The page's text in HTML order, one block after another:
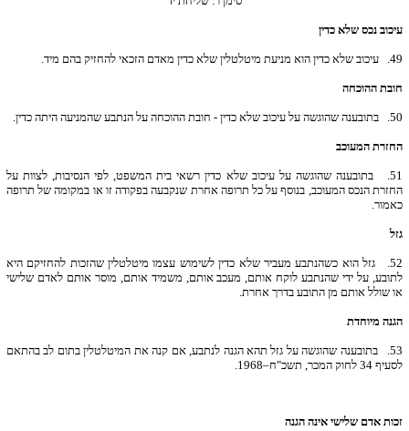
עיכוב נכס שלא כדין
49. עיכוב שלא כדין הוא מניעת מיטלטלין שלא כדין מאדם הזכאי להחזיק בהם מיד.
חובת ההוכחה
50. בתובענה שהוגשה על עיכוב שלא כדין - חובת ההוכחה על הנתבע שהמניעה היתה כדין.
החזרת המעוכב
51.
בתובענה שהוגשה על עיכוב שלא כדין רשאי בית המשפט, לפי הנסיבות, לצוות על
החזרת הנכס המעוכב, בנוסף על כל תרופה אחרת שנקבעה בפקודה זו או במקומה של תרופה
כאמור.
גזל
52.
גזל הוא כשהנתבע מעביר שלא כדין לשימוש עצמו מיטלטלין שהזכות להחזיקם היא
לתובע, על ידי שהנתבע לוקח אותם, מעכב אותם, משמיד אותם, מוסר אותם לאדם שלישי
או שולל אותם מן התובע בדרך אחרת.
הגנה מיוחדת
53.
בתובענה שהוגשה על גזל תהא הגנה לנתבע, אם קנה את המיטלטלין בתום לב בהתאם
לסעיף 34 לחוק המכר, תשכ"ח–1968.
זכות אדם שלישי אינה הגנה